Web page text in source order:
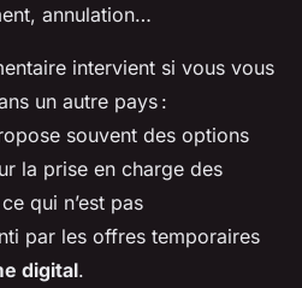
annulation…
intervient si vous vous
un autre pays :
souvent des options
la prise en charge des
qui n’est pas
par les offres temporaires
digital.